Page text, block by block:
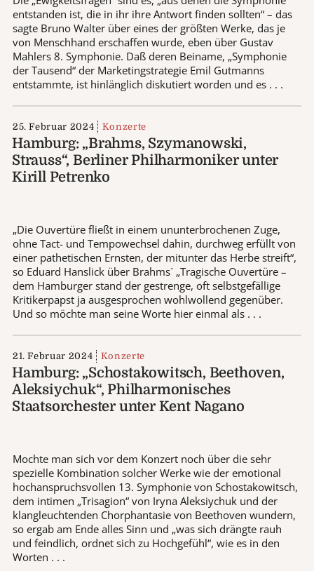
entstanden ist, die in ihr ihre Antwort finden sollten“ – das
sagte Bruno Walter über eines der größten Werke, das je
von Menschhand erschaffen wurde, eben über Gustav
Mahlers 8. Symphonie. Daß deren Beiname, „Symphonie
der Tausend“ der Marketingstrategie Emil Gutmanns
entstammte, ist hinlänglich diskutiert worden und es . . .
25. Februar 2024 Konzerte
Hamburg: „Brahms, Szymanowski,
Strauss“, Berliner Philharmoniker unter
Kirill Petrenko
„Die Ouvertüre fließt in einem ununterbrochenen Zuge,
ohne Tact- und Tempowechsel dahin, durchweg erfüllt von
einer pathetischen Ernsten, der mitunter das Herbe streift“,
so Eduard Hanslick über Brahms´ „Tragische Ouvertüre –
dem Hamburger stand der gestrenge, oft selbstgefällige
Kritikerpapst ja ausgesprochen wohlwollend gegenüber.
Und so möchte man seine Worte hier einmal als . . .
21. Februar 2024 Konzerte
Hamburg: „Schostakowitsch, Beethoven,
Aleksiychuk“, Philharmonisches
Staatsorchester unter Kent Nagano
Mochte man sich vor dem Konzert noch über die sehr
spezielle Kombination solcher Werke wie der emotional
hochanspruchsvollen 13. Symphonie von Schostakowitsch,
dem intimen „Trisagion“ von Iryna Aleksiychuk und der
klangleuchtenden Chorphantasie von Beethoven wundern,
so ergab am Ende alles Sinn und „was sich drängte rauh
und feindlich, ordnet sich zu Hochgefühl“, wie es in den
Worten . . .